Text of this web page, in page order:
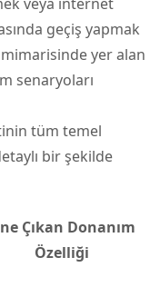
geçiş yapmak
mimarisinde yer alan
senaryoları
tüm temel
bir şekilde
Çıkan Donanım
Özelliği